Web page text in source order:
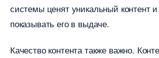
системы ценят уникальный контент
показывать его в выдаче.​
Качество контента также важно.​